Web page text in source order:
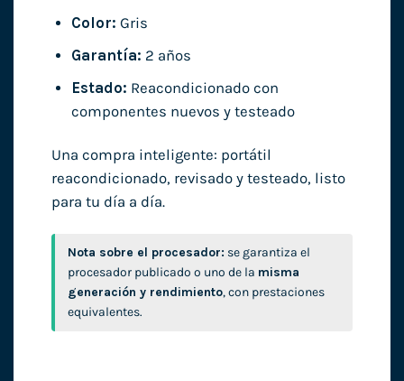
Color: Gris
Garantía: 2 años
Estado: Reacondicionado con
componentes nuevos y testeado
Una compra inteligente: portátil
reacondicionado, revisado y testeado, listo
para tu día a día.
Nota sobre el procesador: se garantiza el
procesador publicado o uno de la misma
generación y rendimiento, con prestaciones
equivalentes.